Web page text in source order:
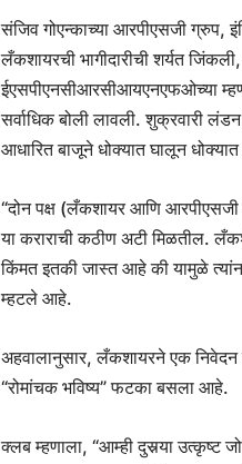
संजिव गोएन्काच्या आरपीएसजी ग्रुप,
लँकशायरची भागीदारीची शर्यत
ईएसपीएनसीआरसीआयएनएफओच्या
सर्वाधिक बोली लावली. शुक्रवारी
आधारित बाजूने धोक्यात घालून
“दोन पक्ष (लँकशायर आणि
या कराराची कठीण अटी मिळतील.
किंमत इतकी जास्त आहे की यामुळे
म्हटले आहे.
अहवालानुसार, लँकशायरने एक
“रोमांचक भविष्य” फटका बसला आहे.
क्लब म्हणाला, “आम्ही दुसर्‍या